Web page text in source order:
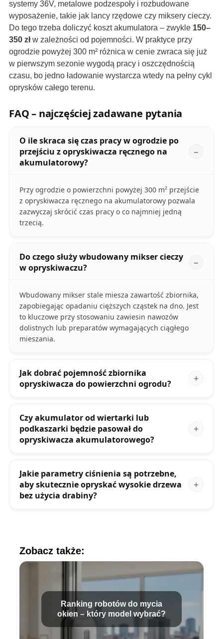
systemy 36V, metalowe podzespoły i rozbudowane
wyposażenie, takie jak lancy rzędowe czy miksery cieczy.
Do tego trzeba doliczyć koszt akumulatora – zwykle 150–
350 złw zależności od pojemności. W praktyce przy
ogrodzie powyżej 300 m² różnica w cenie zwraca się już
w pierwszym sezonie wygodą pracy i oszczędnością
czasu, bo jedno ładowanie wystarcza wtedy na pełny cykl
oprysków całego terenu.
FAQ – najczęściej zadawane pytania
O ile skraca się czas pracy w ogrodzie po
przejściu z opryskiwacza ręcznego na
akumulatorowy?
Przy ogrodzie o powierzchni powyżej 300 m² przejście
z opryskiwacza ręcznego na akumulatorowy pozwala
zazwyczaj skrócić czas pracy o co najmniej jedną
trzecią.
Do czego służy wbudowany mikser cieczy
w opryskiwaczu?
Wbudowany mikser stale miesza zawartość zbiornika,
zapobiegając opadaniu cięższych cząstek na dno. Jest
to kluczowe przy stosowaniu zawiesin nawozów
dolistnych lub preparatów wymagających ciągłego
mieszania.
Jak dobrać pojemność zbiornika
opryskiwacza do powierzchni ogrodu?
Czy akumulator od wiertarki lub
podkaszarki będzie pasował do
opryskiwacza akumulatorowego?
Jakie parametry ciśnienia są potrzebne,
aby skutecznie opryskać wysokie drzewa
bez użycia drabiny?
Zobacz także:
Ranking robotów do mycia
okien – który model wybrać?